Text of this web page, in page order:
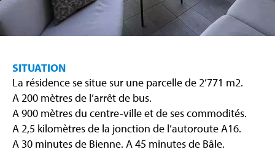
SITUATION
La résidence se situe sur une parcelle de 2’771 m2.
A 200 mètres de l’arrêt de bus.
A 900 mètres du centre-ville et de ses commodités.
A 2,5 kilomètres de la jonction de l’autoroute A16.
A 30 minutes de Bienne. A 45 minutes de Bâle.